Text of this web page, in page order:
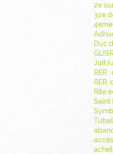
2e
32e
Duc
Juif
RER.
Rite
Saint